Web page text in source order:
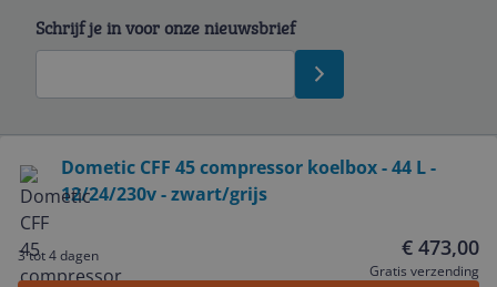
Dometic CFF 45 compressor koelbox - 44 L -
12/24/230v - zwart/grijs
3 tot 4 dagen € 473,00
Gratis verzending
Schrijf je in voor onze nieuwsbrief
Service
Algemeen